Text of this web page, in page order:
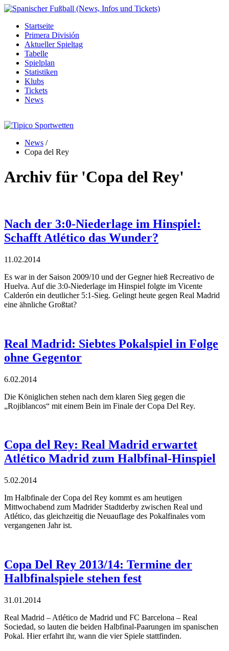
Startseite
Primera División
Aktueller Spieltag
Tabelle
Spielplan
Statistiken
Klubs
Tickets
News
News /
Copa del Rey
Archiv für 'Copa del Rey'
Nach der 3:0-Niederlage im Hinspiel:
Schafft Atlético das Wunder?
11.02.2014
Es war in der Saison 2009/10 und der Gegner hieß Recreativo de
Huelva. Auf die 3:0-Niederlage im Hinspiel folgte im Vicente
Calderón ein deutlicher 5:1-Sieg. Gelingt heute gegen Real Madrid
eine ähnliche Großtat?
Real Madrid: Siebtes Pokalspiel in Folge
ohne Gegentor
6.02.2014
Die Königlichen stehen nach dem klaren Sieg gegen die
„Rojiblancos“ mit einem Bein im Finale der Copa Del Rey.
Copa del Rey: Real Madrid erwartet
Atlético Madrid zum Halbfinal-Hinspiel
5.02.2014
Im Halbfinale der Copa del Rey kommt es am heutigen
Mittwochabend zum Madrider Stadtderby zwischen Real und
Atlético, das gleichzeitig die Neuauflage des Pokalfinales vom
vergangenen Jahr ist.
Copa Del Rey 2013/14: Termine der
Halbfinalspiele stehen fest
31.01.2014
Real Madrid – Atlético de Madrid und FC Barcelona – Real
Sociedad, so lauten die beiden Halbfinal-Paarungen im spanischen
Pokal. Hier erfahrt ihr, wann die vier Spiele stattfinden.